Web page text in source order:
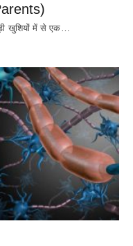
खुशियों में से एक…